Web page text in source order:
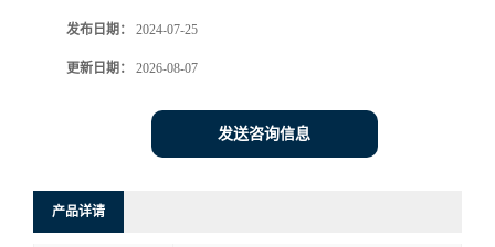
发布日期： 2024-07-25
更新日期： 2026-08-07
发送咨询信息
产品详请